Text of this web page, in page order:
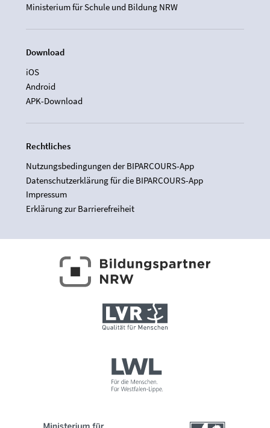
Ministerium für Schule und Bildung NRW
Download
iOS
Android
APK-Download
Rechtliches
Nutzungsbedingungen der BIPARCOURS-App
Datenschutzerklärung für die BIPARCOURS-App
Impressum
Erklärung zur Barrierefreiheit